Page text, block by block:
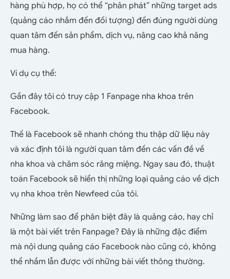
hàng phù hợp, họ có thể “phân phát” những target ads
(quảng cáo nhắm đến đối tượng) đến đúng người dùng
quan tâm đến sản phẩm, dịch vụ, nâng cao khả năng
mua hàng.
Ví dụ cụ thể:
Gần đây tôi có truy cập 1 Fanpage nha khoa trên
Facebook.
Thế là Facebook sẽ nhanh chóng thu thập dữ liệu này
và xác định tôi là người quan tâm đến các vấn đề về
nha khoa và chăm sóc răng miệng. Ngay sau đó, thuật
toán Facebook sẽ hiển thị những loại quảng cáo về dịch
vụ nha khoa trên Newfeed của tôi.
Những làm sao để phân biệt đây là quảng cáo, hay chỉ
là một bài viết trên Fanpage? Đây là những đặc điểm
mà nội dung quảng cáo Facebook nào cũng có, không
thể nhầm lẫn được với những bài viết thông thường.